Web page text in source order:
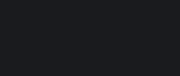
accéder à la campagne Deeds of the